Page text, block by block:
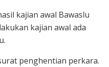
kajian awal Bawaslu
kajian awal ada
penghentian perkara.